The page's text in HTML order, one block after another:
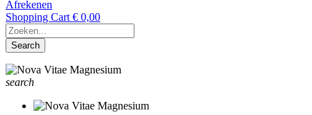
Afrekenen
Shopping Cart € 0,00
Search
search